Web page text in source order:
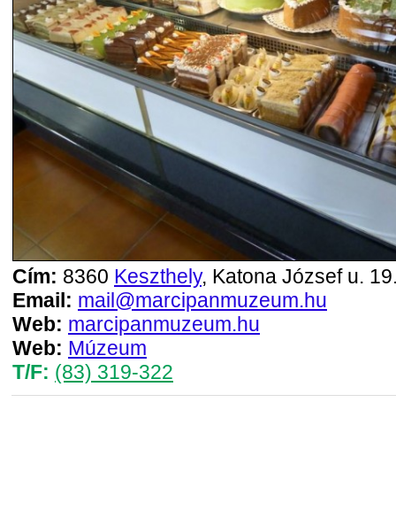
Cím: 8360 Keszthely, Katona József u.
Email: mail@marcipanmuzeum.hu
Web: marcipanmuzeum.hu
Web: Múzeum
T/F: (83) 319-322